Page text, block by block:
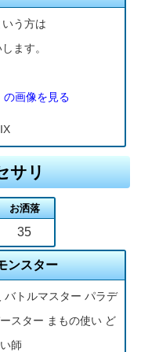
う方は
ます。
画像を見る
サリ
お洒落
35
ンスター
バトルマスター パラデ
スター まもの使い ど
師